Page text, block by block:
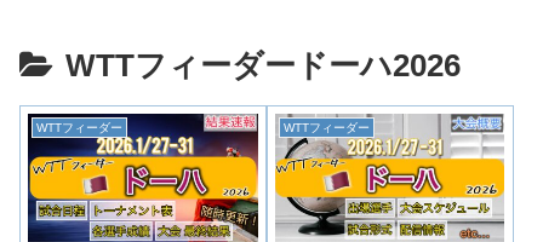
WTTフィーダードーハ2026
WTTフィーダー WTTフィーダー